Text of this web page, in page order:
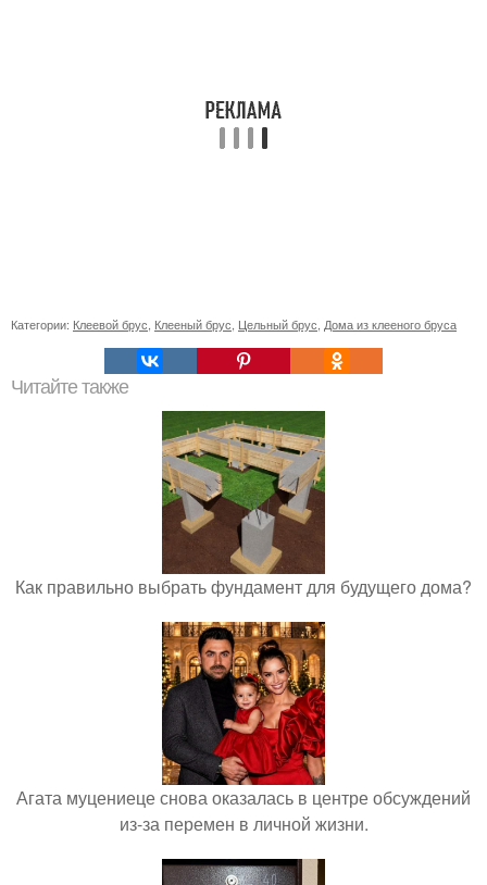
Категории: Клеевой брус Клееный брус Цельный брус Дома из клееного бруса
Читайте также
Как правильно выбрать фундамент для будущего дома?
Агата муцениеце снова оказалась в центре обсуждений
из-за перемен в личной жизни.